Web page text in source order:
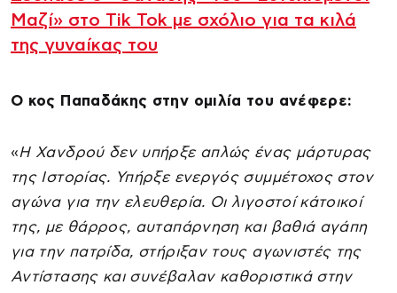
Μαζί» στο Tik Tok με σχόλιο για τα κιλά
της γυναίκας του
Ο κος Παπαδάκης στην ομιλία του ανέφερε:
«Η Χανδρού δεν υπήρξε απλώς ένας μάρτυρας
της Ιστορίας. Υπήρξε ενεργός συμμέτοχος στον
αγώνα για την ελευθερία. Οι λιγοστοί κάτοικοί
της, με θάρρος, αυταπάρνηση και βαθιά αγάπη
για την πατρίδα, στήριξαν τους αγωνιστές της
Αντίστασης και συνέβαλαν καθοριστικά στην